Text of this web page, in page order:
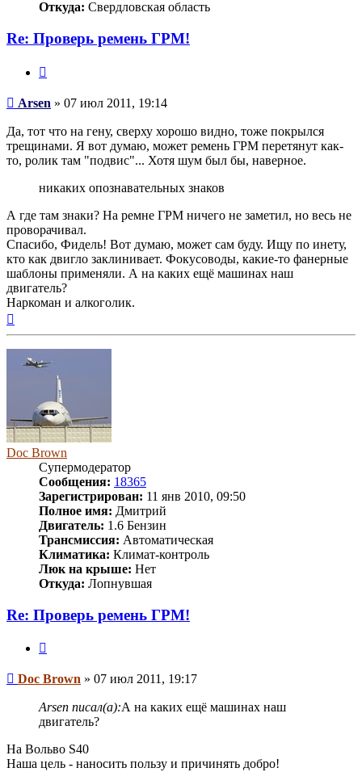
Откуда: Свердловская область
Re: Проверь ремень ГРМ!
Сообщение
Arsen » 07 июл 2011, 19:14
Да, тот что на гену, сверху хорошо видно, тоже покрылся
трещинами. Я вот думаю, может ремень ГРМ перетянут как-
то, ролик там "подвис"... Хотя шум был бы, наверное.
никаких опознавательных знаков
А где там знаки? На ремне ГРМ ничего не заметил, но весь не
проворачивал.
Спасибо, Фидель! Вот думаю, может сам буду. Ищу по инету,
кто как двигло заклинивает. Фокусоводы, какие-то фанерные
шаблоны применяли. А на каких ещё машинах наш
двигатель?
Наркоман и алкоголик.
Doc Brown
Супермодератор
Сообщения: 18365
Зарегистрирован: 11 янв 2010, 09:50
Полное имя: Дмитрий
Двигатель: 1.6 Бензин
Трансмиссия: Автоматическая
Климатика: Климат-контроль
Люк на крыше: Нет
Откуда: Лопнувшая
Re: Проверь ремень ГРМ!
Сообщение
Doc Brown » 07 июл 2011, 19:17
Arsen писал(а):А на каких ещё машинах наш
двигатель?
На Вольво S40
Наша цель - наносить пользу и причинять добро!